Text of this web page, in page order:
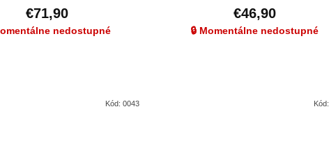
€71,90
nedostupné
Kód:0043
€46,90
🔒 Momentálne nedostupné
Kód: